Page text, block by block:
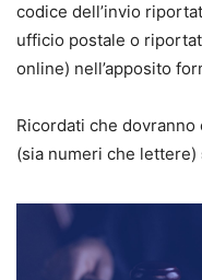
codice dell’invio
ufficio postale o
online) nell’apposito
Ricordati che
(sia numeri che lettere)